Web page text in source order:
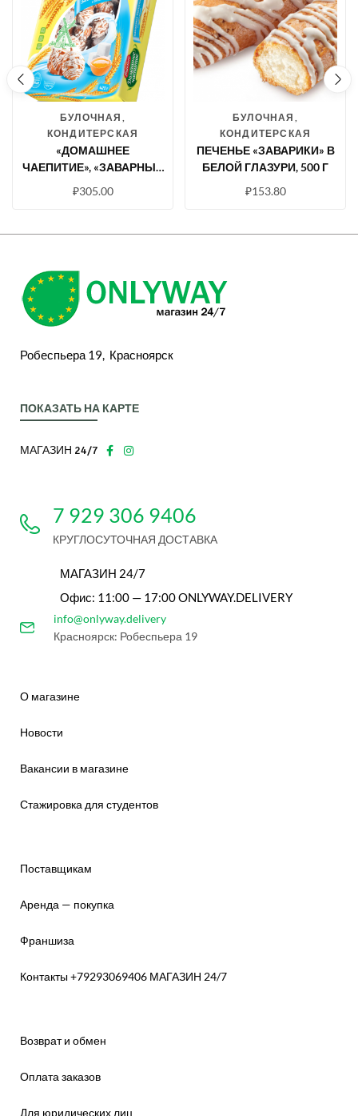
БУЛОЧНАЯ,
КОНДИТЕРСКАЯ
«ДОМАШНЕЕ
ЧАЕПИТИЕ», «ЗАВАРНЫЕ
₽305.00
БУЛОЧНАЯ,
КОНДИТЕРСКАЯ
ПЕЧЕНЬЕ «ЗАВАРИКИ» В
БЕЛОЙ ГЛАЗУРИ, 500 Г
₽153.80
Робеспьера 19, Красноярск
ПОКАЗАТЬ НА КАРТЕ
МАГАЗИН 24/7
7 929 306 9406
КРУГЛОСУТОЧНАЯ ДОСТАВКА
МАГАЗИН 24/7
Офис: 11:00 — 17:00 ONLYWAY.DELIVERY
info@onlyway.delivery
Красноярск: Робеспьера 19
О магазине
Новости
Вакансии в магазине
Стажировка для студентов
Поставщикам
Аренда — покупка
Франшиза
Контакты +79293069406 МАГАЗИН 24/7
Возврат и обмен
Оплата заказов
Для юридических лиц